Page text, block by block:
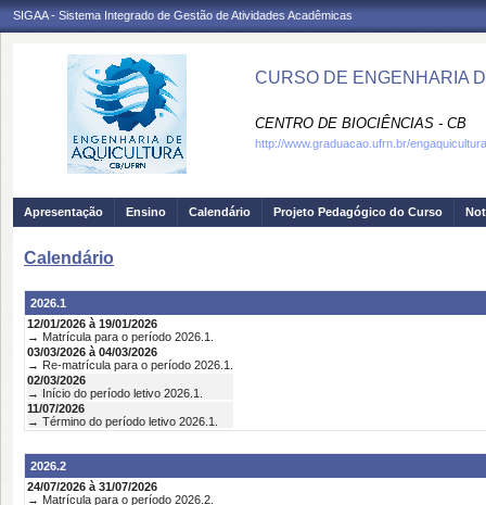
SIGAA - Sistema Integrado de Gestão de Atividades Acadêmicas
CURSO DE ENGENHARIA
CENTRO DE BIOCIÊNCIAS - CB
http://www.graduacao.ufrn.br/engaquicultura
Apresentação Ensino Calendário Projeto Pedagógico do Curso
Calendário
2026.1
12/01/2026 à 19/01/2026
→ Matrícula para o período 2026.1.
03/03/2026 à 04/03/2026
→ Re-matrícula para o período 2026.1.
02/03/2026
→ Início do período letivo 2026.1.
11/07/2026
→ Término do período letivo 2026.1.
2026.2
24/07/2026 à 31/07/2026
→ Matrícula para o período 2026.2.